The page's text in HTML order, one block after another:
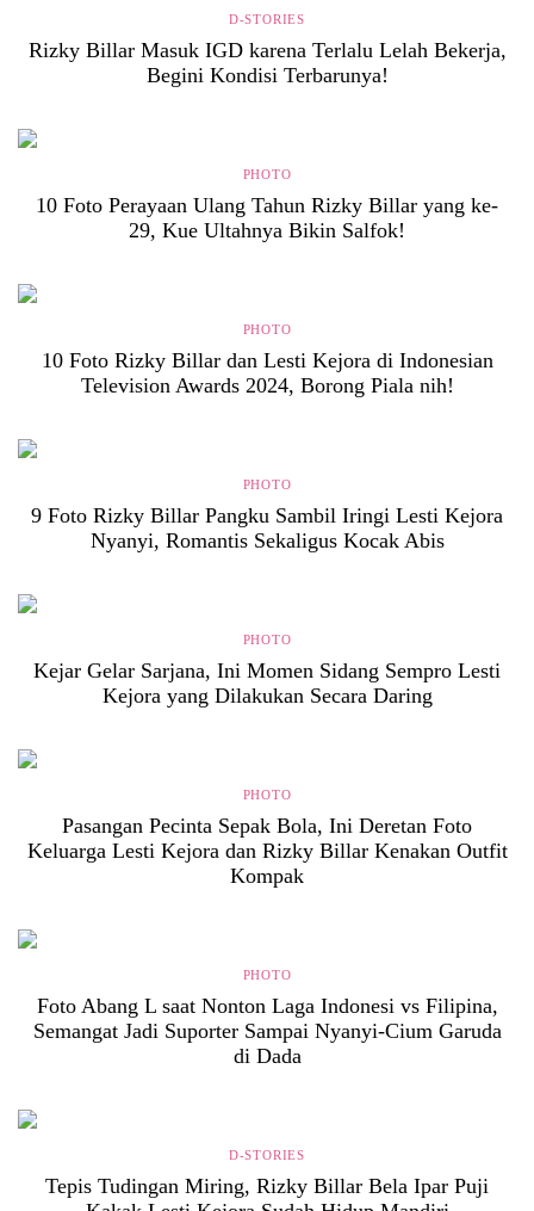
D-STORIES
Rizky Billar Masuk IGD karena Terlalu Lelah Bekerja,
Begini Kondisi Terbarunya!
PHOTO
10 Foto Perayaan Ulang Tahun Rizky Billar yang ke-
29, Kue Ultahnya Bikin Salfok!
PHOTO
10 Foto Rizky Billar dan Lesti Kejora di Indonesian
Television Awards 2024, Borong Piala nih!
PHOTO
9 Foto Rizky Billar Pangku Sambil Iringi Lesti Kejora
Nyanyi, Romantis Sekaligus Kocak Abis
PHOTO
Kejar Gelar Sarjana, Ini Momen Sidang Sempro Lesti
Kejora yang Dilakukan Secara Daring
PHOTO
Pasangan Pecinta Sepak Bola, Ini Deretan Foto
Keluarga Lesti Kejora dan Rizky Billar Kenakan Outfit
Kompak
PHOTO
Foto Abang L saat Nonton Laga Indonesi vs Filipina,
Semangat Jadi Suporter Sampai Nyanyi-Cium Garuda
di Dada
D-STORIES
Tepis Tudingan Miring, Rizky Billar Bela Ipar Puji